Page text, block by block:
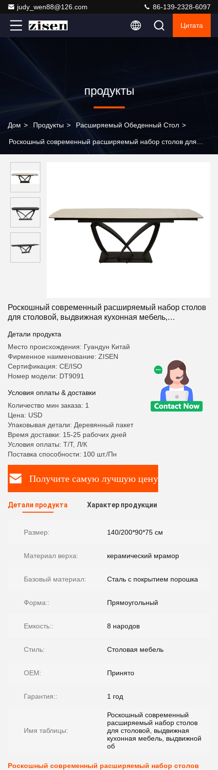
judy_wen88@126.com 86-139-2328-6097
Цитата
продукты
Дом > Продукты > Расширяемый Обеденный Стол >
Роскошный современный расширяемый набор столов для
обеденный стол из спеченного камня, мраморная столешница
Роскошный современный расширяемый набор столов
для столовой, выдвижная кухонная мебель,
мраморная столешница
Детали продукта
Место происхождения: Гуандун Китай
Фирменное наименование: ZISEN
Сертификация: CE/ISO
Номер модели: DT9091
Условия оплаты & доставки
Количество мин заказа: 1
Цена: USD
Упаковывая детали: Деревянный пакет
Время доставки: 15-25 рабочих дней
Условия оплаты: Т/Т, Л/К
Поставка способности: 100 шт./Пн
Получите самую лучшую цену
Детали продукта Характер продукции
Размер: 140/200*90*75 см
Материал верха: керамический мрамор
Базовый материал: Сталь с покрытием порошка
Форма:: Прямоугольный
Емкость:: 8 народов
Стиль: Столовая мебель
OEM: Принято
Гарантия:: 1 год
Имя таблицы:
Роскошный современный
расширяемый набор столов
для столовой, выдвижная
кухонная мебель, выдвижной
об
Роскошный современный расширяемый набор столов